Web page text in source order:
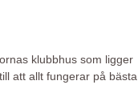
klubbhus som ligger
att allt fungerar på bästa